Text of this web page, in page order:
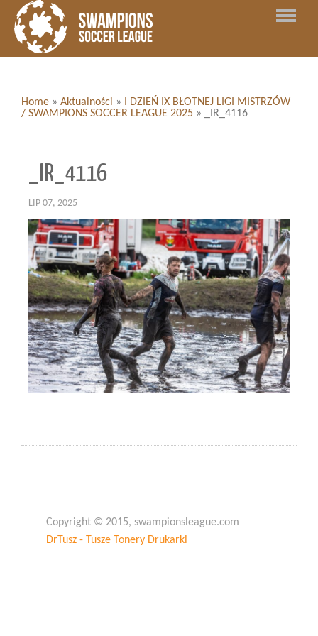
Home » Aktualności »
I DZIEŃ IX BŁOTNEJ LIGI MISTRZÓW
/ SWAMPIONS SOCCER LEAGUE 2025 » _IR_4116
_IR_4116
LIP 07, 2025
Copyright © 2015, swampionsleague.com
DrTusz - Tusze Tonery Drukarki